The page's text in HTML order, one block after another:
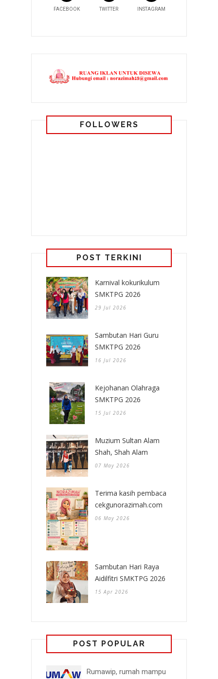
FACEBOOK TWITTER INSTAGRAM
FOLLOWERS
POST TERKINI
Karnival kokurikulum
SMKTPG 2026
29 Jul 2026
Sambutan Hari Guru
SMKTPG 2026
16 Jul 2026
Kejohanan Olahraga
SMKTPG 2026
15 Jul 2026
Muzium Sultan Alam
Shah, Shah Alam
07 May 2026
Terima kasih pembaca
cekgunorazimah.com
06 May 2026
Sambutan Hari Raya
Aidilfitri SMKTPG 2026
15 Apr 2026
POST POPULAR
Rumawip, rumah mampu